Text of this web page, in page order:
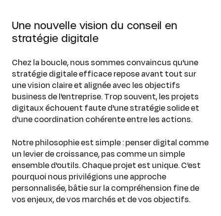
Une nouvelle vision du conseil en
stratégie digitale
Chez la boucle, nous sommes convaincus qu'une
stratégie digitale efficace repose avant tout sur
une vision claire et alignée avec les objectifs
business de l'entreprise. Trop souvent, les projets
digitaux échouent faute d'une stratégie solide et
d'une coordination cohérente entre les actions.
Notre philosophie est simple : penser digital comme
un levier de croissance, pas comme un simple
ensemble d'outils. Chaque projet est unique. C’est
pourquoi nous privilégions une approche
personnalisée, bâtie sur la compréhension fine de
vos enjeux, de vos marchés et de vos objectifs.